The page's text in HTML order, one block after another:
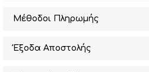
Μέθοδοι Πληρωμής
Έξοδα Αποστολής